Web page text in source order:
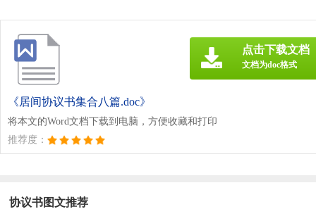
《居间协议书集合八篇.doc》
将本文的Word文档下载到电脑，方便收藏和打印
推荐度：
点击下载文档
文档为doc格式
协议书图文推荐